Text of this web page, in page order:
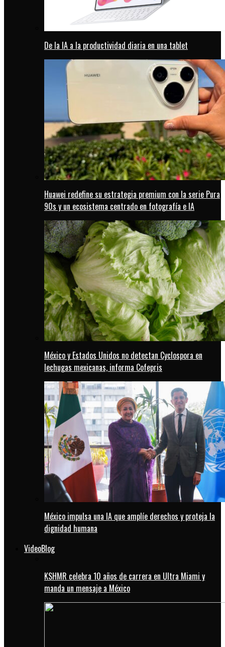
De la IA a la productividad diaria en una tablet
Huawei redefine su estrategia premium con la serie Pura
90s y un ecosistema centrado en fotografía e IA
México y Estados Unidos no detectan Cyclospora en
lechugas mexicanas, informa Cofepris
México impulsa una IA que amplíe derechos y proteja la
dignidad humana
VideoBlog
KSHMR celebra 10 años de carrera en Ultra Miami y
manda un mensaje a México